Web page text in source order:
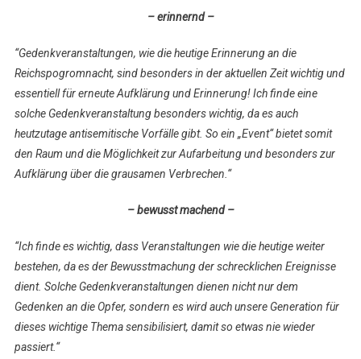
– erinnernd –
“Gedenkveranstaltungen, wie die heutige Erinnerung an die
Reichspogromnacht, sind besonders in der aktuellen Zeit wichtig und
essentiell für erneute Aufklärung und Erinnerung! Ich finde eine
solche Gedenkveranstaltung besonders wichtig, da es auch
heutzutage antisemitische Vorfälle gibt. So ein „Event“ bietet somit
den Raum und die Möglichkeit zur Aufarbeitung und besonders zur
Aufklärung über die grausamen Verbrechen.“
– bewusst machend –
“Ich finde es wichtig, dass Veranstaltungen wie die heutige weiter
bestehen, da es der Bewusstmachung der schrecklichen Ereignisse
dient. Solche Gedenkveranstaltungen dienen nicht nur dem
Gedenken an die Opfer, sondern es wird auch unsere Generation für
dieses wichtige Thema sensibilisiert, damit so etwas nie wieder
passiert.“